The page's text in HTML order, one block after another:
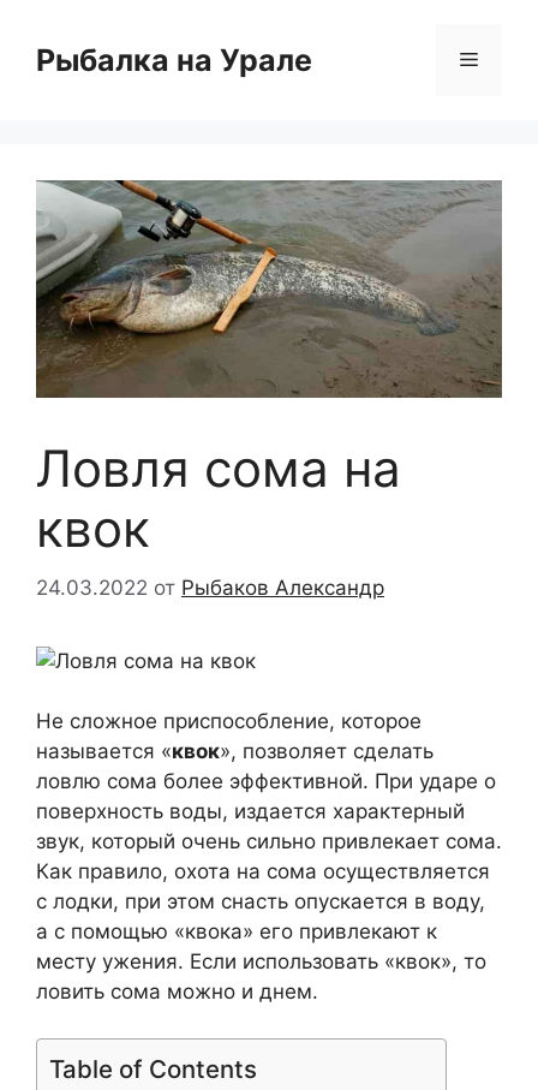
содержимому
Рыбалка на Урале Меню
Ловля сома на
квок
24.03.2022 от Рыбаков Александр
Не сложное приспособление, которое
называется «квок», позволяет сделать
ловлю сома более эффективной. При ударе о
поверхность воды, издается характерный
звук, который очень сильно привлекает сома.
Как правило, охота на сома осуществляется
с лодки, при этом снасть опускается в воду,
а с помощью «квока» его привлекают к
месту ужения. Если использовать «квок», то
ловить сома можно и днем.
Table of Contents